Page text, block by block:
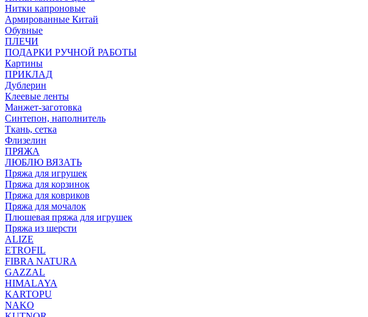
Нитки капроновые
Армированные Китай
Обувные
ПЛЕЧИ
ПОДАРКИ РУЧНОЙ РАБОТЫ
Картины
ПРИКЛАД
Дублерин
Клеевые ленты
Манжет-заготовка
Синтепон, наполнитель
Ткань, сетка
Флизелин
ПРЯЖА
ЛЮБЛЮ ВЯЗАТЬ
Пряжа для игрушек
Пряжа для корзинок
Пряжа для ковриков
Пряжа для мочалок
Плюшевая пряжа для игрушек
Пряжа из шерсти
ALIZE
ETROFIL
FIBRA NATURA
GAZZAL
HIMALAYA
KARTOPU
NAKO